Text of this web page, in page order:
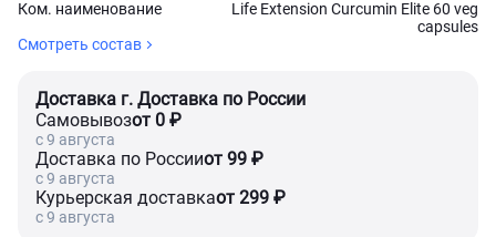
Ком. наименование
Life Extension Curcumin Elite 60 veg
capsules
Смотреть состав
Доставка г. Доставка по России
Самовывозот 0 ₽
c 9 августа
Доставка по Россииот 99 ₽
c 9 августа
Курьерская доставкаот 299 ₽
c 9 августа